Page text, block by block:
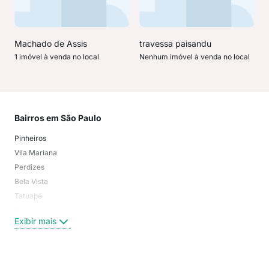
Machado de Assis
1 imóvel à venda no local
travessa paisandu
Nenhum imóvel à venda no local
Bairros em São Paulo
Pinheiros
Vila Mariana
Perdizes
Bela Vista
Tatuapé
Centro
Exibir mais